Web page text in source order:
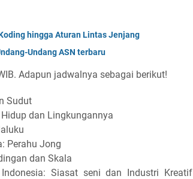
hingga Aturan Lintas Jenjang
Undang ASN terbaru
Adapun jadwalnya sebagai berikut!
Sudut
dan Lingkungannya
Perahu Jong
dan Skala
Siasat seni dan Industri Kreatif